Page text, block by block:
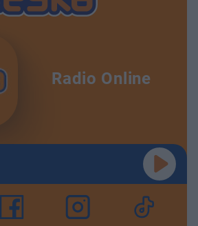
Radio Online